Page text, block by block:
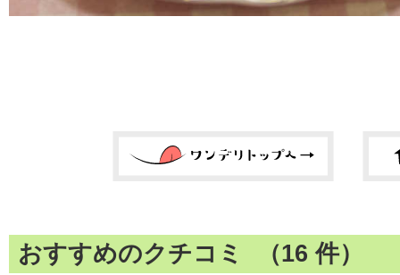
おすすめのクチコミ （16 件）